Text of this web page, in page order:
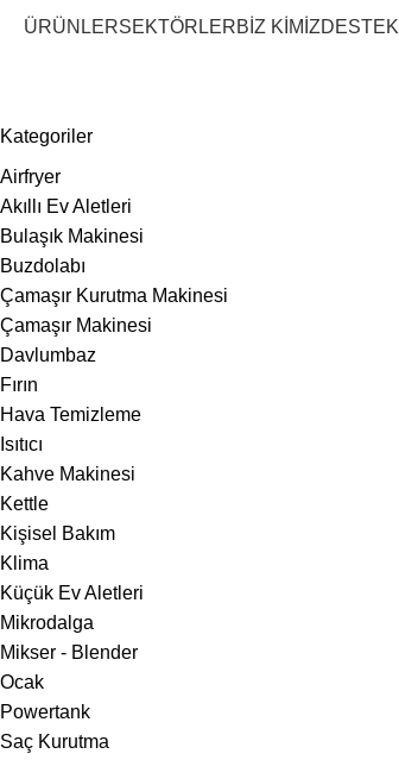
ÜRÜNLERSEKTÖRLERBİZ KİMİZDESTEK
Kategoriler
Airfryer
Akıllı Ev Aletleri
Bulaşık Makinesi
Buzdolabı
Çamaşır Kurutma Makinesi
Çamaşır Makinesi
Davlumbaz
Fırın
Hava Temizleme
Isıtıcı
Kahve Makinesi
Kettle
Kişisel Bakım
Klima
Küçük Ev Aletleri
Mikrodalga
Mikser - Blender
Ocak
Powertank
Saç Kurutma